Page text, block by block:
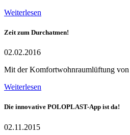
Weiterlesen
Zeit zum Durchatmen!
02.02.2016
Mit der Komfortwohnraumlüftung
Weiterlesen
Die innovative POLOPLAST-App ist da!
02.11.2015